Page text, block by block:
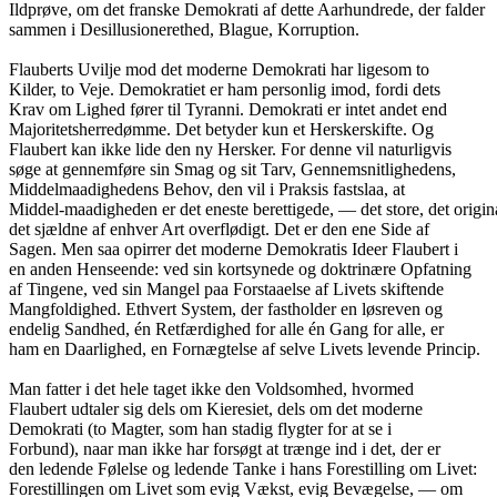
Ildprøve, om det franske Demokrati af dette Aarhundrede, der falder
sammen i Desillusionerethed, Blague, Korruption.
Flauberts Uvilje mod det moderne Demokrati har ligesom to
Kilder, to Veje. Demokratiet er ham personlig imod, fordi dets
Krav om Lighed fører til Tyranni. Demokrati er intet andet end
Majoritetsherredømme. Det betyder kun et Herskerskifte. Og
Flaubert kan ikke lide den ny Hersker. For denne vil naturligvis
søge at gennemføre sin Smag og sit Tarv, Gennemsnitlighedens,
Middelmaadighedens Behov, den vil i Praksis fastslaa, at
Middel-maadigheden er det eneste berettigede, — det store, det
det sjældne af enhver Art overflødigt. Det er den ene Side af
Sagen. Men saa opirrer det moderne Demokratis Ideer Flaubert i
en anden Henseende: ved sin kortsynede og doktrinære Opfatning
af Tingene, ved sin Mangel paa Forstaaelse af Livets skiftende
Mangfoldighed. Ethvert System, der fastholder en løsreven og
endelig Sandhed, én Retfærdighed for alle én Gang for alle, er
ham en Daarlighed, en Fornægtelse af selve Livets levende Princip.
Man fatter i det hele taget ikke den Voldsomhed, hvormed
Flaubert udtaler sig dels om Kieresiet, dels om det moderne
Demokrati (to Magter, som han stadig flygter for at se i
Forbund), naar man ikke har forsøgt at trænge ind i det, der er
den ledende Følelse og ledende Tanke i hans Forestilling om Livet:
Forestillingen om Livet som evig Vækst, evig Bevægelse, — om